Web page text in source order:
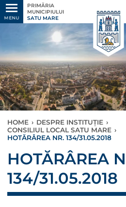
MENU
PRIMĂRIA
MUNICIPIULUI
SATU MARE
HOME › DESPRE INSTITUȚIE ›
CONSILIUL LOCAL SATU MARE ›
HOTĂRÂREA NR. 134/31.05.2018
HOTĂRÂREA
134/31.05.2018